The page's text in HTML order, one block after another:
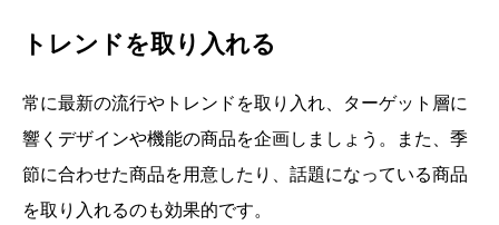
トレンドを取り入れる
常に最新の流行やトレンドを取り入れ、ターゲット層に
響くデザインや機能の商品を企画しましょう。また、季
節に合わせた商品を用意したり、話題になっている商品
を取り入れるのも効果的です。